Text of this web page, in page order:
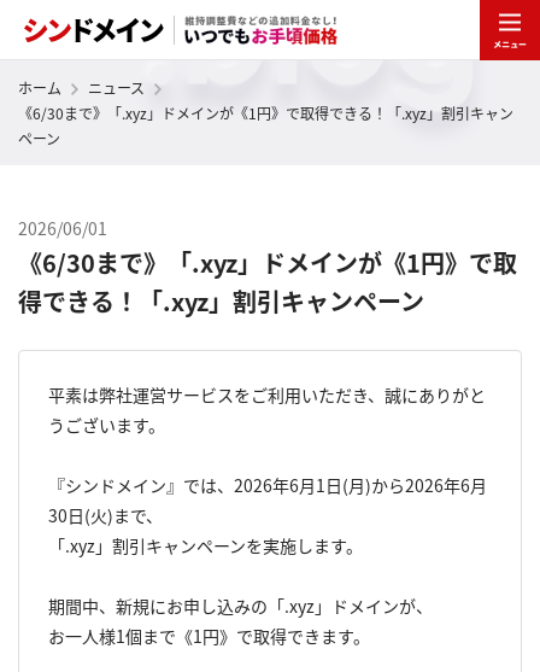
ホーム
ニュース
《6/30まで》「.xyz」ドメインが《1円》で取得できる！「.xyz」割引キャン
ペーン
2026/06/01
《6/30まで》「.xyz」ドメインが《1円》で取
得できる！「.xyz」割引キャンペーン
平素は弊社運営サービスをご利用いただき、誠にありがと
うございます。
『シンドメイン』では、2026年6月1日(月)から2026年6月
30日(火)まで、
「.xyz」割引キャンペーンを実施します。
期間中、新規にお申し込みの「.xyz」ドメインが、
お一人様1個まで《1円》で取得できます。